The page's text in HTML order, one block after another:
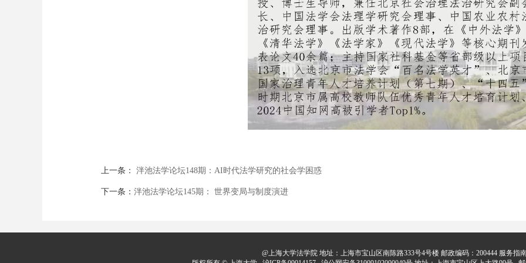
上一条： 泮池法学论坛148期：AI时代法学研究的社会学困惑
下一条： 泮池法学论坛145期： 世界变局与制度演进
@上海大学法学院 地址：上海市宝山区南陈路333号4号楼 邮政编码：200444 服务指